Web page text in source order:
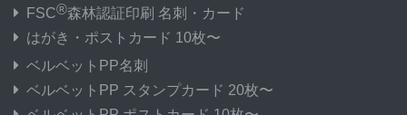
FSC®森林認証印刷 名刺・カード
はがき・ポストカード 10枚〜
ベルベットPP名刺
ベルベットPP スタンプカード 20枚〜